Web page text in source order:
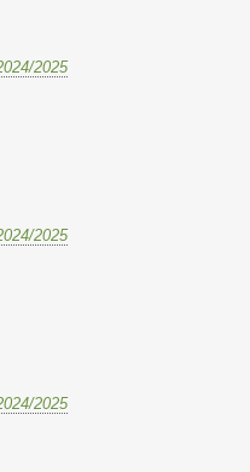
2025
2025
2025